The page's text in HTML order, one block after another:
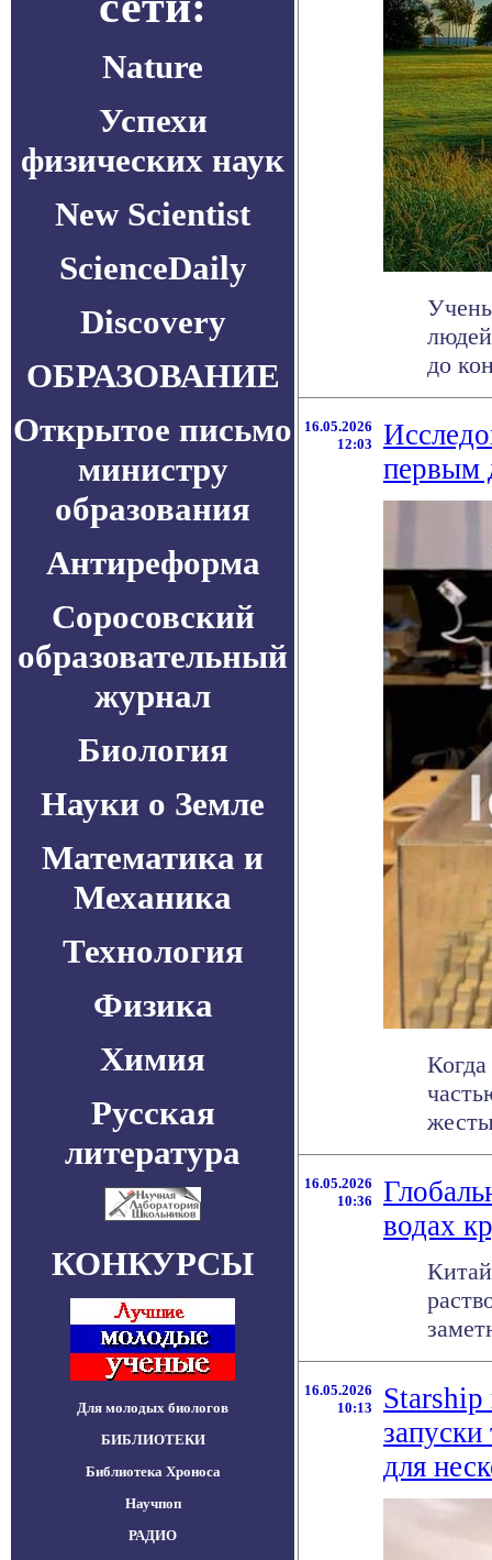
Nature
Успехи
физических наук
New Scientist
ScienceDaily
Discovery
ОБРАЗОВАНИЕ
Открытое письмо
министру
образования
Антиреформа
Соросовский
образовательный
журнал
Биология
Науки о Земле
Математика и
Механика
Технология
Физика
Химия
Русская
литература
КОНКУРСЫ
Для молодых биологов
БИБЛИОТЕКИ
Библиотека Хроноса
Научпоп
РАДИО
до
16.05.2026
12:03
первым
16.05.2026
10:36
водах
16.05.2026
10:13
Starship
для